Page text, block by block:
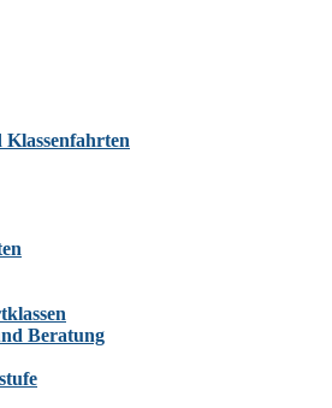
Klassenfahrten
Beratung